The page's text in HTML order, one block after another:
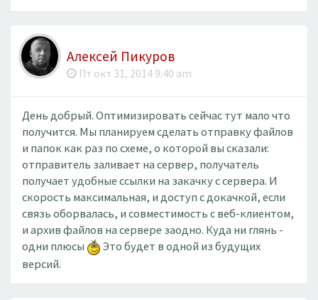
Алексей Пикуров
Пт окт 31, 2014 9:40 am
День добрый. Оптимизировать сейчас тут мало что
получится. Мы планируем сделать отправку файлов
и папок как раз по схеме, о которой вы сказали:
отправитель заливает на сервер, получатель
получает удобные ссылки на закачку с сервера. И
скорость максимальная, и доступ с докачкой, если
связь оборвалась, и совместимость с веб-клиентом,
и архив файлов на сервере заодно. Куда ни глянь -
одни плюсы
Это будет в одной из будущих
версий.